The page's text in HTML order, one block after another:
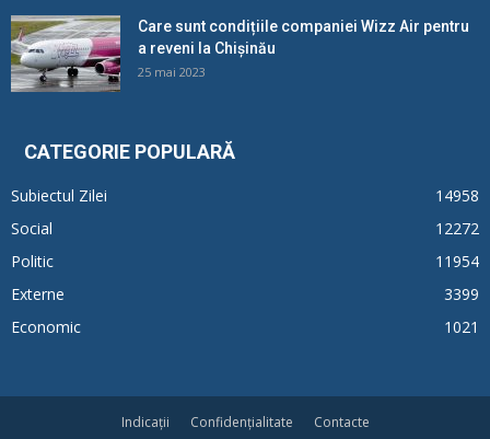
Care sunt condițiile companiei Wizz Air pentru
a reveni la Chișinău
25 mai 2023
CATEGORIE POPULARĂ
Subiectul Zilei
14958
Social
12272
Politic
11954
Externe
3399
Economic
1021
Indicații Confidențialitate Contacte